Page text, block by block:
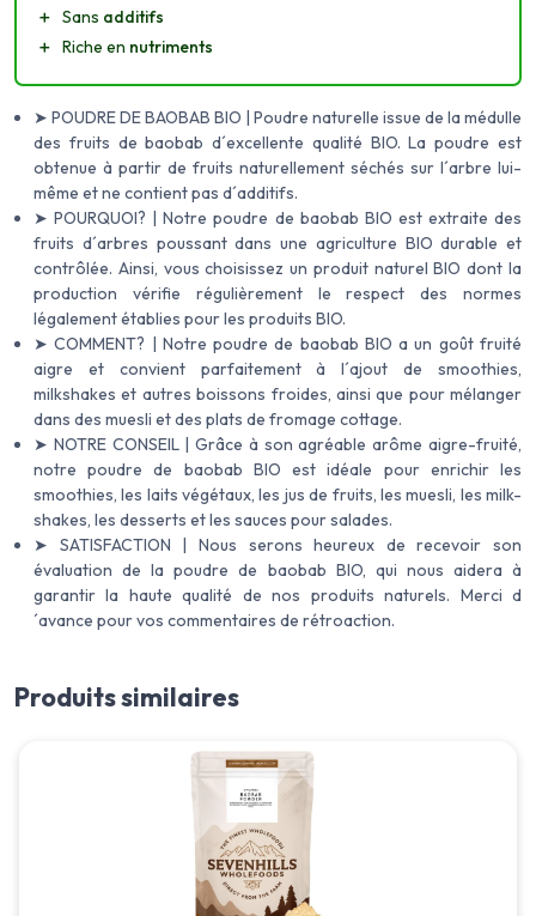
＋ Sans additifs
＋ Riche en nutriments
➤ POUDRE DE BAOBAB BIO | Poudre naturelle issue de la médulle
des fruits de baobab d´excellente qualité BIO. La poudre est
obtenue à partir de fruits naturellement séchés sur l´arbre lui-
même et ne contient pas d´additifs.
➤ POURQUOI? | Notre poudre de baobab BIO est extraite des
fruits d´arbres poussant dans une agriculture BIO durable et
contrôlée. Ainsi, vous choisissez un produit naturel BIO dont la
production vérifie régulièrement le respect des normes
légalement établies pour les produits BIO.
➤ COMMENT? | Notre poudre de baobab BIO a un goût fruité
aigre et convient parfaitement à l´ajout de smoothies,
milkshakes et autres boissons froides, ainsi que pour mélanger
dans des muesli et des plats de fromage cottage.
➤ NOTRE CONSEIL | Grâce à son agréable arôme aigre-fruité,
notre poudre de baobab BIO est idéale pour enrichir les
smoothies, les laits végétaux, les jus de fruits, les muesli, les milk-
shakes, les desserts et les sauces pour salades.
➤ SATISFACTION | Nous serons heureux de recevoir son
évaluation de la poudre de baobab BIO, qui nous aidera à
garantir la haute qualité de nos produits naturels. Merci d
´avance pour vos commentaires de rétroaction.
Produits similaires